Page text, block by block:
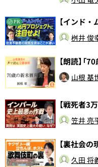
PR 【インド
桝井 俊
【朗読】「
山根 基
【戦死者3
笠井 亮
【裏社会の
久田 将